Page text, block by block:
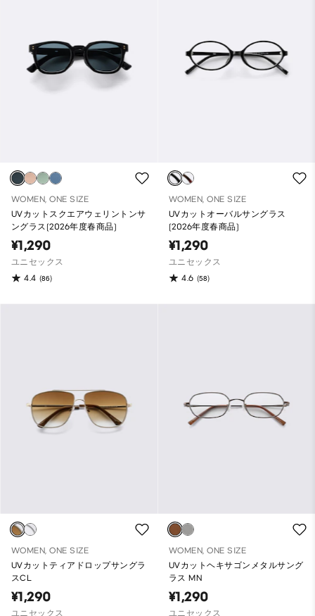
WOMEN, ONE SIZE
UVカットスクエアウェリントンサ
ングラス(2026年度春商品)
¥1,290
ユニセックス
4.4 (86)
WOMEN, ONE SIZE
UVカットオーバルサングラス
(2026年度春商品)
¥1,290
ユニセックス
4.6 (58)
WOMEN, ONE SIZE
UVカットティアドロップサングラ
スCL
¥1,290
ユニセックス
WOMEN, ONE SIZE
UVカットヘキサゴンメタルサング
ラス MN
¥1,290
ユニセックス